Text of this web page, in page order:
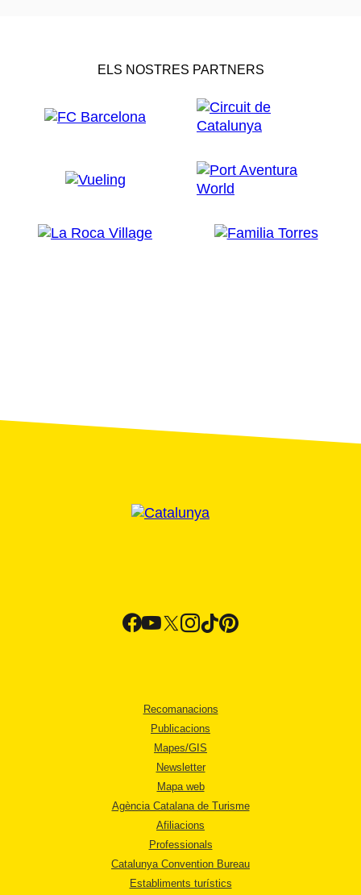
ELS NOSTRES PARTNERS
Recomanacions
Publicacions
Mapes/GIS
Newsletter
Mapa web
Agència Catalana de Turisme
Afiliacions
Professionals
Catalunya Convention Bureau
Establiments turístics